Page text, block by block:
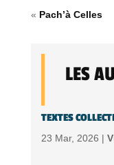
« Pach’à Celles
LES
TEXTES
23 Mar, 2026 |